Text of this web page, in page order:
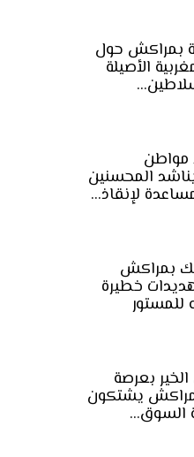
بمراكش حول
الأصيلة
مواطن
المحسنين
لإنقاذ…
بمراكش
خطيرة
بعرصة
يشتكون
السوق…